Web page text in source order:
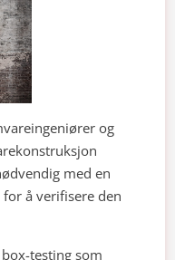
og
med en
å verifisere den
testing som